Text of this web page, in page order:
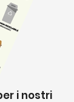
i nostri